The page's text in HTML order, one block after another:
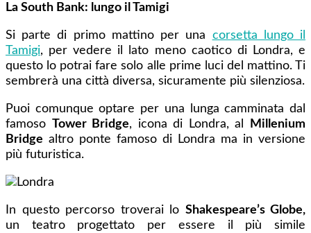
La South Bank: lungo il Tamigi
Si parte di primo mattino per una corsetta lungo il
Tamigi, per vedere il lato meno caotico di Londra, e
questo lo potrai fare solo alle prime luci del mattino. Ti
sembrerà una città diversa, sicuramente più silenziosa.
Puoi comunque optare per una lunga camminata dal
famoso Tower Bridge, icona di Londra, al
Millenium
Bridge altro ponte famoso di Londra ma in versione
più futuristica.
In questo percorso troverai lo Shakespeare’s Globe,
un teatro progettato per essere il più simile